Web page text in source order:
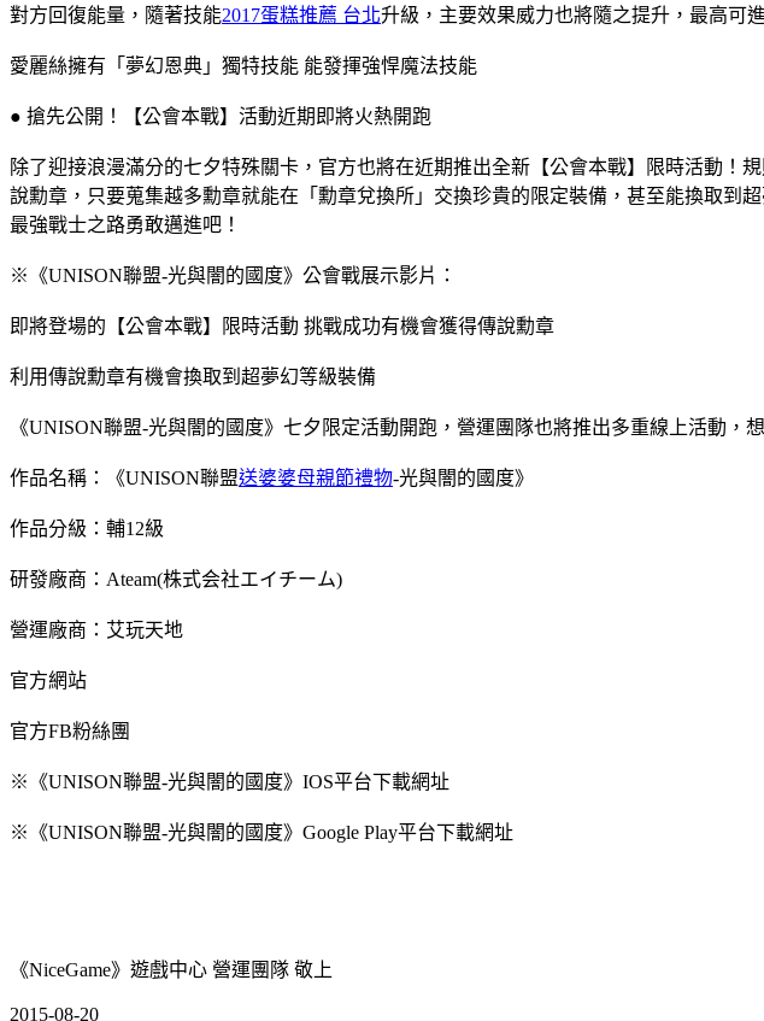
對方回復能量，隨著技能2017蛋糕推薦 台北升級，主要效果威力也將隨之提升，最高可
愛麗絲擁有「夢幻恩典」獨特技能 能發揮強悍魔法技能
● 搶先公開！【公會本戰】活動近期即將火熱開跑
除了迎接浪漫滿分的七夕特殊關卡，官方也將在近期推出全新【公會本戰】限時活動！
說勳章，只要蒐集越多勳章就能在「勳章兌換所」交換珍貴的限定裝備，甚至能換取到
最強戰士之路勇敢邁進吧！
※《UNISON聯盟-光與闇的國度》公會戰展示影片：
即將登場的【公會本戰】限時活動 挑戰成功有機會獲得傳說勳章
利用傳說勳章有機會換取到超夢幻等級裝備
《UNISON聯盟-光與闇的國度》七夕限定活動開跑，營運團隊也將推出多重線上活動
作品名稱：《UNISON聯盟送婆婆母親節禮物-光與闇的國度》
作品分級：輔12級
研發廠商：Ateam(株式会社エイチーム)
營運廠商：艾玩天地
官方網站
官方FB粉絲團
※《UNISON聯盟-光與闇的國度》IOS平台下載網址
※《UNISON聯盟-光與闇的國度》Google Play平台下載網址
《NiceGame》遊戲中心 營運團隊 敬上
2015-08-20